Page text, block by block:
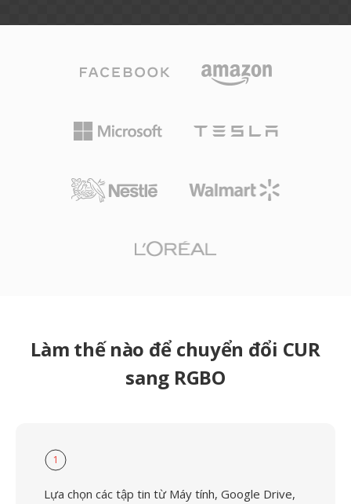
Làm thế nào để chuyển đổi CUR
sang RGBO
1
Lựa chọn các tập tin từ Máy tính, Google Drive,